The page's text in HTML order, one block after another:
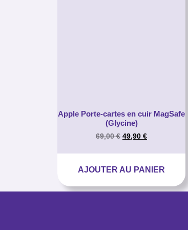
Apple Porte-cartes en cuir MagSafe
(Glycine)
69,00€ 49,90 €
AJOUTER AU PANIER